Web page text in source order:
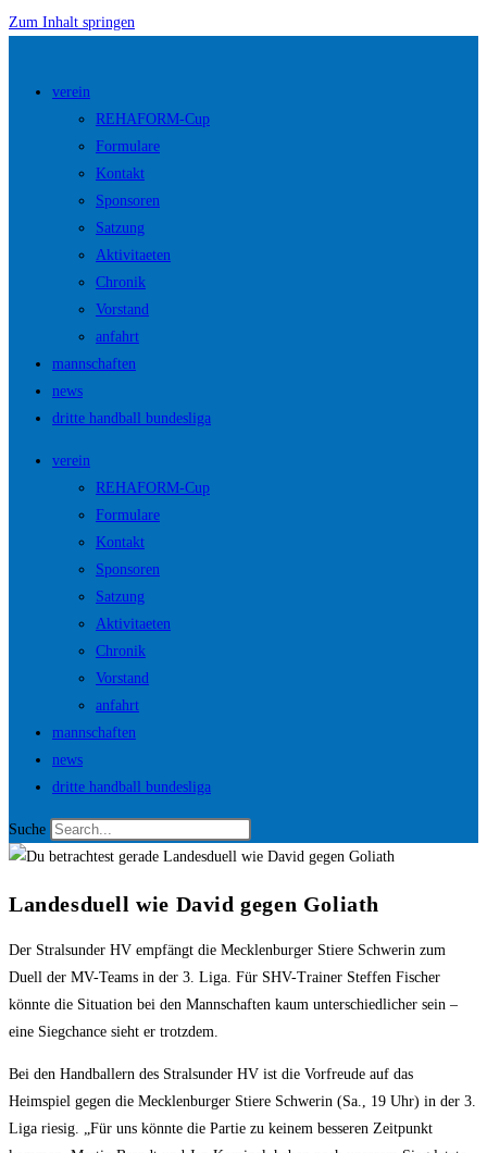
Zum Inhalt springen
verein
REHAFORM-Cup
Formulare
Kontakt
Sponsoren
Satzung
Aktivitaeten
Chronik
Vorstand
anfahrt
mannschaften
news
dritte handball bundesliga
verein
REHAFORM-Cup
Formulare
Kontakt
Sponsoren
Satzung
Aktivitaeten
Chronik
Vorstand
anfahrt
mannschaften
news
dritte handball bundesliga
Suche
Landesduell wie David gegen Goliath
Der Stralsunder HV empfängt die Mecklenburger Stiere Schwerin zum
Duell der MV-Teams in der 3. Liga. Für SHV-Trainer Steffen Fischer
könnte die Situation bei den Mannschaften kaum unterschiedlicher sein –
eine Siegchance sieht er trotzdem.
Bei den Handballern des Stralsunder HV ist die Vorfreude auf das
Heimspiel gegen die Mecklenburger Stiere Schwerin (Sa., 19 Uhr) in der 3.
Liga riesig. „Für uns könnte die Partie zu keinem besseren Zeitpunkt